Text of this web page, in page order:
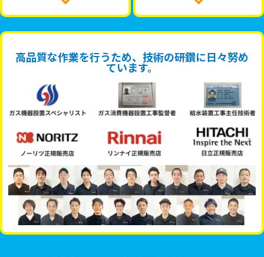
高品質な作業を行うため、技術の研鑽に日々努め
ています。